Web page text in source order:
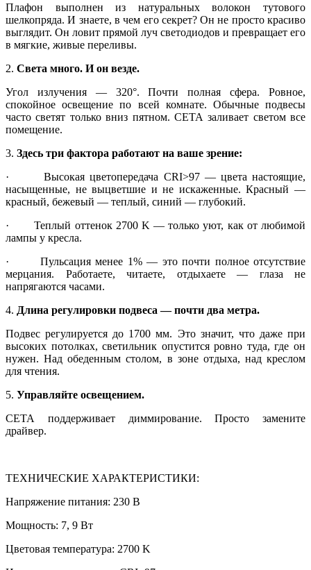
Плафон выполнен из натуральных волокон тутового
шелкопряда. И знаете, в чем его секрет? Он не просто красиво
выглядит. Он ловит прямой луч светодиодов и превращает его
в мягкие, живые переливы.
2. Света много. И он везде.
Угол излучения — 320°. Почти полная сфера. Ровное,
спокойное освещение по всей комнате. Обычные подвесы
часто светят только вниз пятном. СЕТА заливает светом все
помещение.
3. Здесь три фактора работают на ваше зрение:
· Высокая цветопередача CRI>97 — цвета настоящие,
насыщенные, не выцветшие и не искаженные. Красный —
красный, бежевый — теплый, синий — глубокий.
· Теплый оттенок 2700 K — только уют, как от любимой
лампы у кресла.
· Пульсация менее 1% — это почти полное отсутствие
мерцания. Работаете, читаете, отдыхаете — глаза не
напрягаются часами.
4. Длина регулировки подвеса — почти два метра.
Подвес регулируется до 1700 мм. Это значит, что даже при
высоких потолках, светильник опустится ровно туда, где он
нужен. Над обеденным столом, в зоне отдыха, над креслом
для чтения.
5. Управляйте освещением.
СЕТА поддерживает диммирование. Просто замените
драйвер.
ТЕХНИЧЕСКИЕ ХАРАКТЕРИСТИКИ:
Напряжение питания: 230 В
Мощность: 7, 9 Вт
Цветовая температура: 2700 K